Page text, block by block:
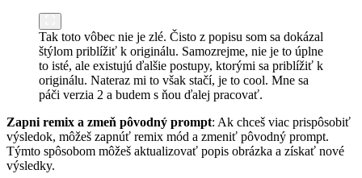
Tak toto vôbec nie je zlé. Čisto z popisu som sa dokázal
štýlom priblížiť k originálu. Samozrejme, nie je to úplne
to isté, ale existujú ďalšie postupy, ktorými sa priblížiť k
originálu. Nateraz mi to však stačí, je to cool. Mne sa
páči verzia 2 a budem s ňou ďalej pracovať.
Zapni remix a zmeň pôvodný prompt: Ak chceš viac prispôsobiť
výsledok, môžeš zapnúť remix mód a zmeniť pôvodný prompt.
Týmto spôsobom môžeš aktualizovať popis obrázka a získať nové
výsledky.